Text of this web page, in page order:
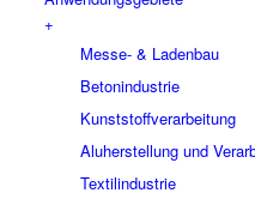
+
Messe- & Ladenbau
Betonindustrie
Kunststoffverarbeitung
Aluherstellung und
Textilindustrie